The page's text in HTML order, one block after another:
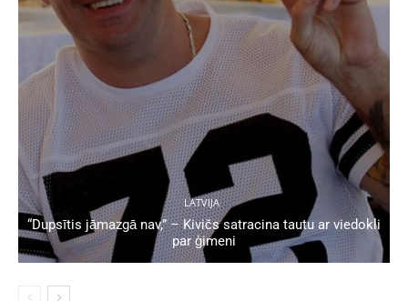
LATVIJA
“Dupsītis jāmazgā nav,” – Kivičs satracina tautu ar viedokli
par ģimeni